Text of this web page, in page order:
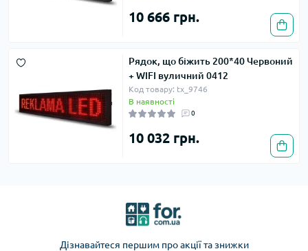
10 666 грн.
Рядок, що біжить 200*40 Червоний
+ WIFI вуличний 0412
Код товару: tx_9746
В наявності
0
10 032 грн.
Дізнавайтеся першим про акції та знижки